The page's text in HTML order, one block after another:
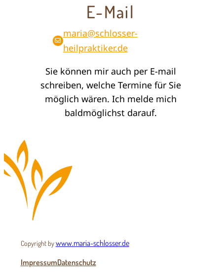
E-Mail
maria@schlosser-
heilpraktiker.de
Sie können mir auch per E-mail
schreiben, welche Termine für Sie
möglich wären. Ich melde mich
baldmöglichst darauf.
Copyright bywww.maria-schlosser.de
ImpressumDatenschutz